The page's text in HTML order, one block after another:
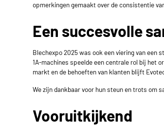
opmerkingen gemaakt over de consistentie
Een succesvolle
Blechexpo 2025was ook een viering van een
1A-machines speelde een centrale rol bij het
markt en de behoeften van klanten blijft
We zijn dankbaar voor hun steun en trots om
Vooruitkijkend